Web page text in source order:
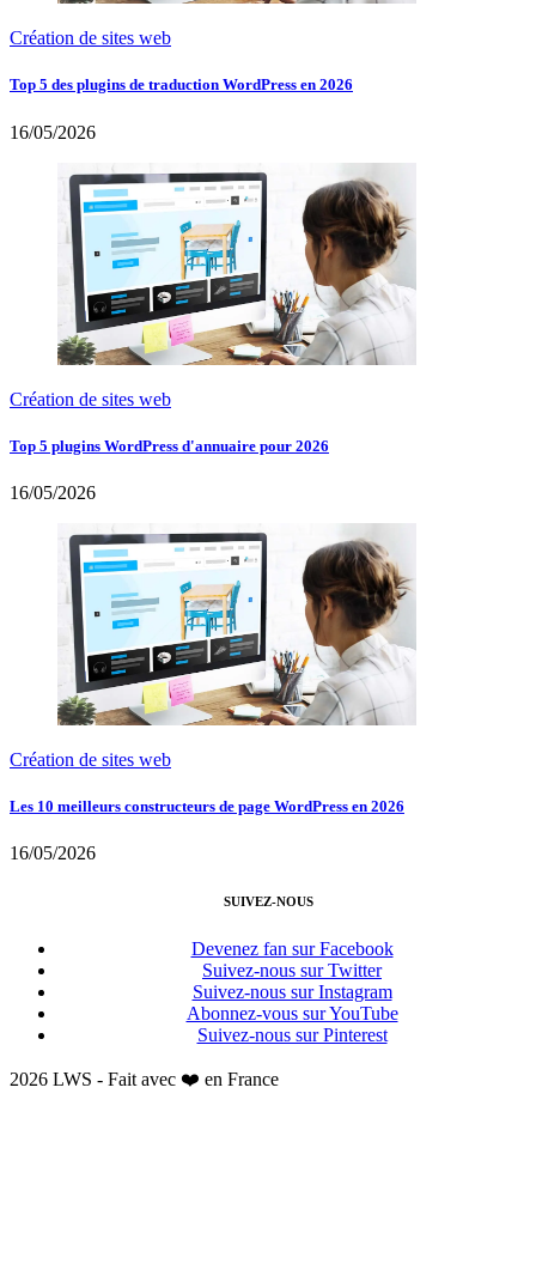
Création de sites web
Top 5 des plugins de traduction WordPress en 2026
16/05/2026
Création de sites web
Top 5 plugins WordPress d'annuaire pour 2026
16/05/2026
Création de sites web
Les 10 meilleurs constructeurs de page WordPress en 2026
16/05/2026
SUIVEZ-NOUS
Devenez fan sur Facebook
Suivez-nous sur Twitter
Suivez-nous sur Instagram
Abonnez-vous sur YouTube
Suivez-nous sur Pinterest
2026 LWS - Fait avec ❤️ en France